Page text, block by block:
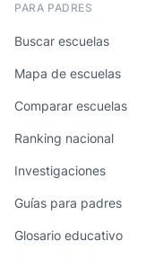
PARA PADRES
Buscar escuelas
Mapa de escuelas
Comparar escuelas
Ranking nacional
Investigaciones
Guías para padres
Glosario educativo